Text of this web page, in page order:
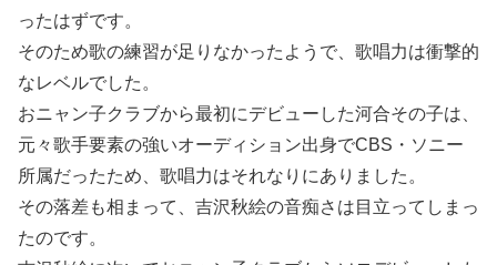
ったはずです。
そのため歌の練習が足りなかったようで、歌唱力は衝撃的
なレベルでした。
おニャン子クラブから最初にデビューした河合その子は、
元々歌手要素の強いオーディション出身でCBS・ソニー
所属だったため、歌唱力はそれなりにありました。
その落差も相まって、吉沢秋絵の音痴さは目立ってしまっ
たのです。